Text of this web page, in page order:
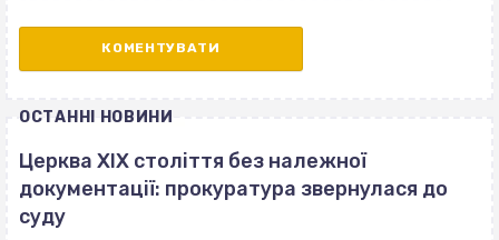
ОСТАННІ НОВИНИ
Церква ХІХ століття без належної
документації: прокуратура звернулася до
суду